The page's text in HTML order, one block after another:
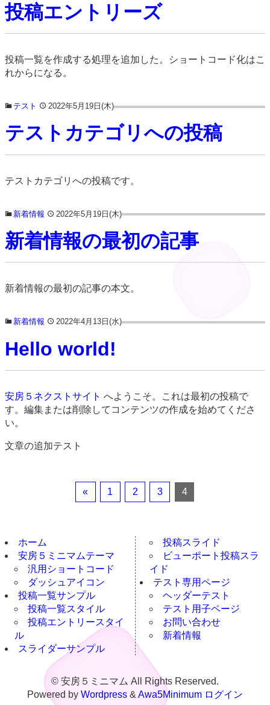
投稿エントリーズ
投稿一覧を作成する処理を追加した。ショートコード化はこ
れからになる。
テスト 2022年5月19日(木)
テストカテゴリへの投稿
テストカテゴリへの投稿です。
新着情報 2022年5月19日(木)
新着情報の最初の記事
新着情報の最初の記事の本文。
新着情報 2022年4月13日(水)
Hello world!
安房５ネクストサイト へようこそ。これは最初の投稿で
す。編集または削除してコンテンツの作成を始めてくださ
い。
文章の追加テスト
« 1 2 3 4
ホーム
安房５ミニマムテーマ
汎用ショートコード
ダッシュアイコン
投稿一覧サンプル
投稿一覧スタイル
投稿エントリースタイ
ル
スライダーサンプル
投稿スライド
ビューポート投稿スラ
イド
テスト専用ページ
ヘッダーテスト
テスト用子ページ
お問い合わせ
新着情報
© 安房５ミニマム All Rights Reserved.
Powered by Wordpress & Awa5Minimum ログイン